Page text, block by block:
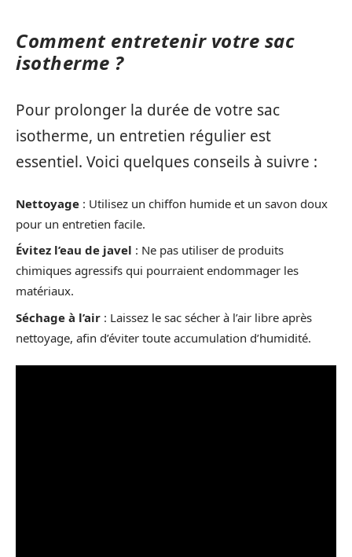
Comment entretenir votre sac
isotherme ?
Pour prolonger la durée de votre sac
isotherme, un entretien régulier est
essentiel. Voici quelques conseils à suivre :
Nettoyage : Utilisez un chiffon humide et un savon doux
pour un entretien facile.
Évitez l’eau de javel : Ne pas utiliser de produits
chimiques agressifs qui pourraient endommager les
matériaux.
Séchage à l’air : Laissez le sac sécher à l’air libre après
nettoyage, afin d’éviter toute accumulation d’humidité.